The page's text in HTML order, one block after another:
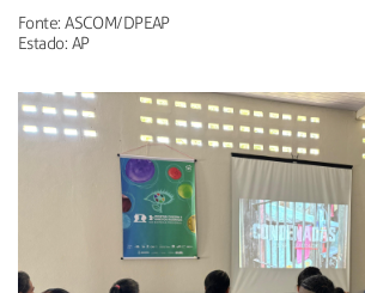
Fonte: ASCOM/DPEAP
Estado: AP